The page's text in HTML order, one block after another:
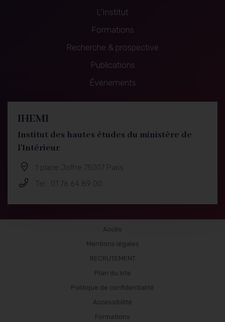
Navigation
L'Institut
Formations
Recherche & prospective
Publications
Événements
IHEMI
Institut des hautes études du ministère de
l'Intérieur
1 place Joffre 75007 Paris
Tel : 01 76 64 89 00
Accès
Mentions légales
RECRUTEMENT
Plan du site
Politique de confidentialité
Accessibilité
Formations